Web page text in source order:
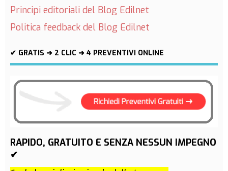
Principi editoriali del Blog Edilnet
Politica feedback del Blog Edilnet
✔ GRATIS ➜ 2 CLIC ➜ 4 PREVENTIVI ONLINE
RAPIDO, GRATUITO E SENZA NESSUN IMPEGNO
✔